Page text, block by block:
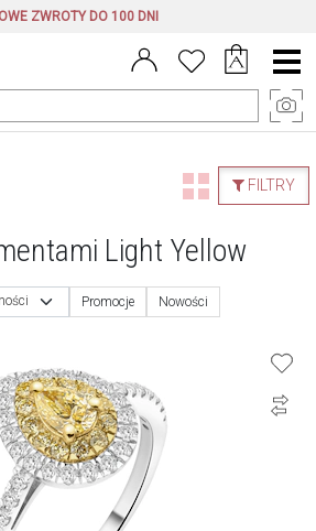
ZWROTY DO 100 DNI
Menu
główne
FILTRY
Light Yellow
Promocje Nowości